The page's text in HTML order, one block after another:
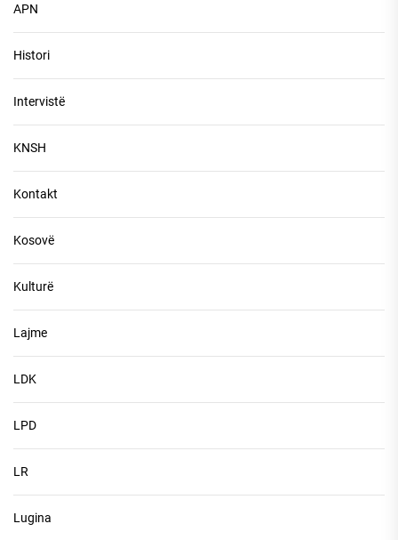
APN
Histori
Intervistë
KNSH
Kontakt
Kosovë
Kulturë
Lajme
LDK
LPD
LR
Lugina